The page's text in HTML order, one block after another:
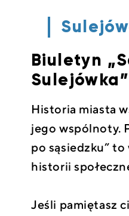
Biuletyn
Sulejówka”
Historia miasta
jego wspólnoty.
po sąsiedzku”
historii
Jeśli pamiętasz